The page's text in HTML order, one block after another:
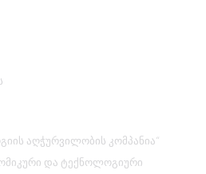
აღჭურვილობის კომპანია“
და ტექნოლოგიური